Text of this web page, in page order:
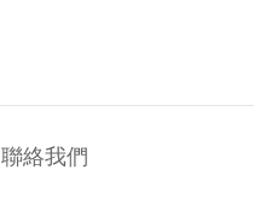
聯絡我們